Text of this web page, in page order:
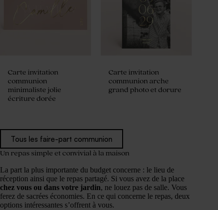
Carte invitation
communion
minimaliste jolie
écriture dorée
Carte invitation
communion arche
grand photo et dorure
Tous les faire-part communion
Un repas simple et convivial à la maison
La part la plus importante du budget concerne : le lieu de
réception ainsi que le repas partagé. Si vous avez de la place
chez vous ou dans votre jardin, ne louez pas de salle. Vous
ferez de sacrées économies. En ce qui concerne le repas, deux
options intéressantes s’offrent à vous.